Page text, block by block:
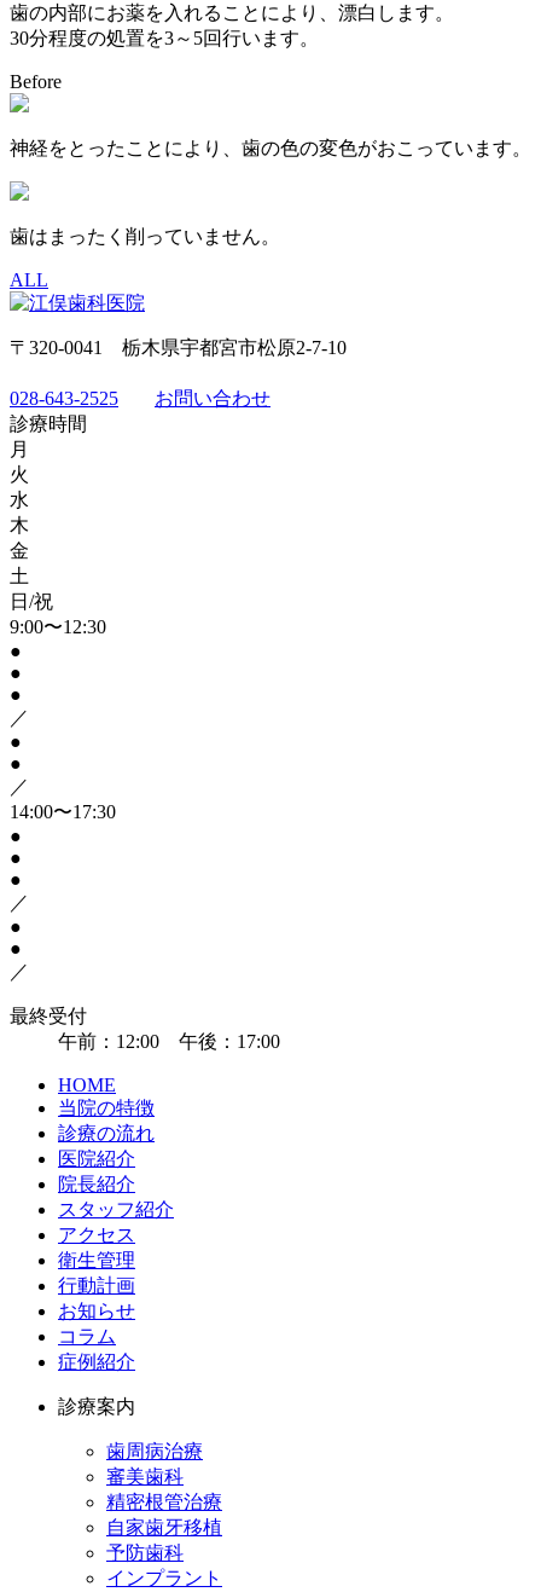
歯の内部にお薬を入れることにより、漂白します。
30分程度の処置を3～5回行います。
Before
神経をとったことにより、歯の色の変色がおこっています。
歯はまったく削っていません。
ALL
〒320-0041 栃木県宇都宮市松原2-7-10
028-643-2525
お問い合わせ
診療時間
月
火
水
木
金
土
日/祝
9:00〜12:30
●
●
●
／
●
●
／
14:00〜17:30
●
●
●
／
●
●
／
最終受付
午前：12:00 午後：17:00
HOME
当院の特徴
診療の流れ
医院紹介
院長紹介
スタッフ紹介
アクセス
衛生管理
行動計画
お知らせ
コラム
症例紹介
診療案内
歯周病治療
審美歯科
精密根管治療
自家歯牙移植
予防歯科
インプラント